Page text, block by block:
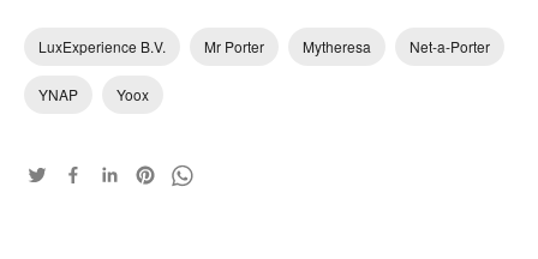
LuxExperience B.V. Mr Porter Mytheresa Net-a-Porter
YNAP Yoox